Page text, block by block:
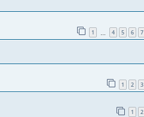
1 4 5 6 7
1 2 3
1 2